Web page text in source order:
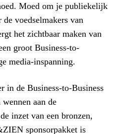
Moed om je publiekelijk
voedselmakers van
het zichtbaar maken van
groot Business-to-
media-inspanning.
in de Business-to-Business
aan de
inzet van een bronzen,
sponsorpakket is